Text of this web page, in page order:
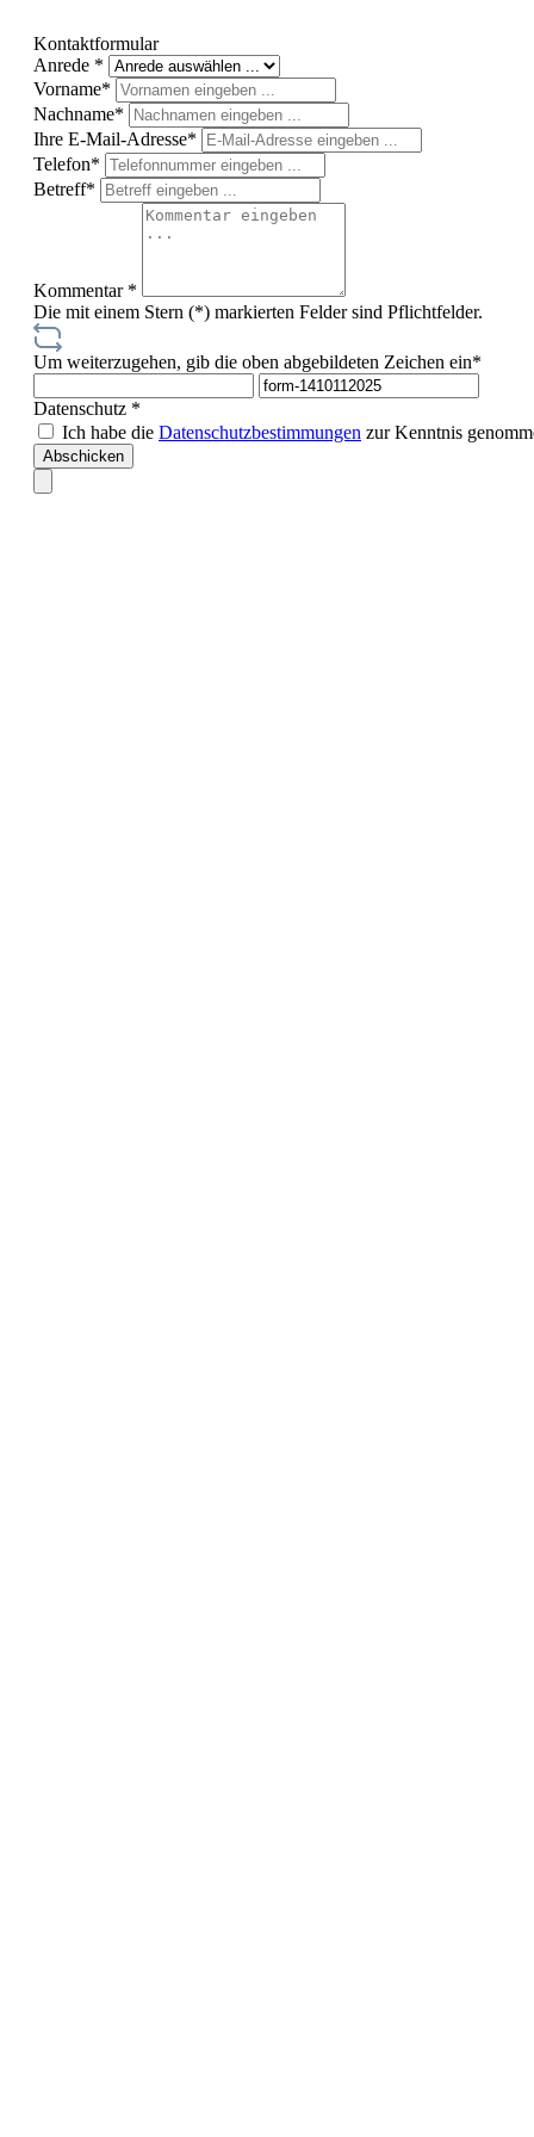
Kontaktformular
Anrede *
Vorname*
Nachname*
Ihre E-Mail-Adresse*
Telefon*
Betreff*
Kommentar *
Die mit einem Stern (*) markierten Felder sind Pflichtfelder.
Um weiterzugehen, gib die oben abgebildeten Zeichen ein*
Datenschutz *
Ich habe die Datenschutzbestimmungen zur Kenntnis
Abschicken